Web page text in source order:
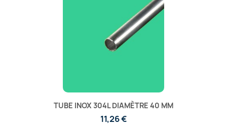
TUBE INOX 304L DIAMÈTRE 40 MM
11,26 €